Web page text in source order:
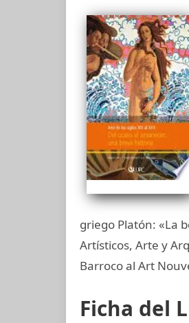
griego Platón: «La
Artísticos, Arte y
Barroco al Art
Ficha del